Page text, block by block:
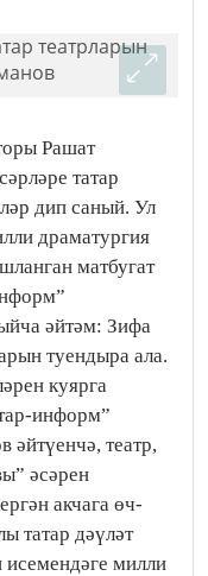
Рашат
татар
дип саный. Ул
драматургия
матбугат
әйтәм: Зифа
туендыра ала.
куярга
информ”
әйтүенчә, театр,
әсәрен
акчага өч-
татар дәүләт
исемендәге милли